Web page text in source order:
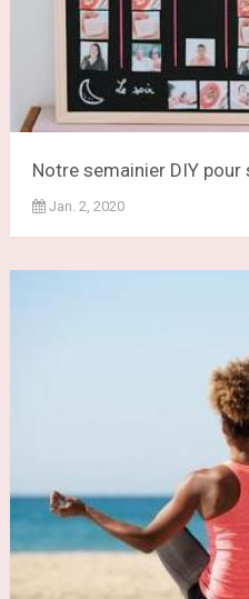
Notre semainier DIY
Jan. 2, 2020